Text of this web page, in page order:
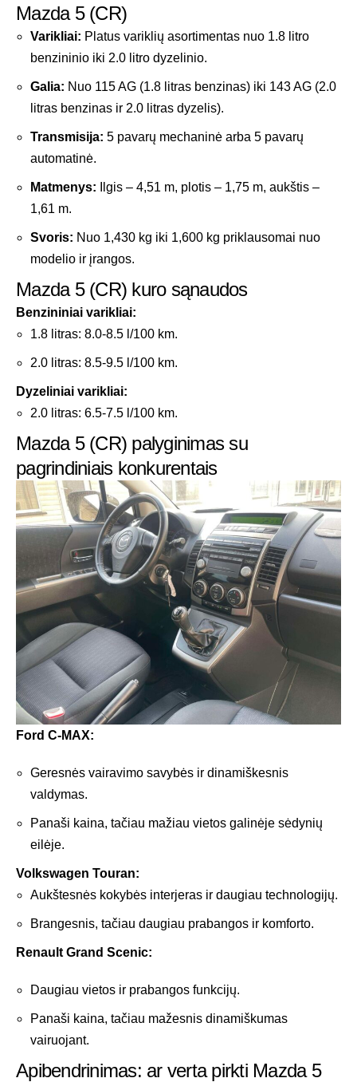
Mazda 5 (CR)
Varikliai: Platus variklių asortimentas nuo 1.8 litro
benzininio iki 2.0 litro dyzelinio.
Galia: Nuo 115 AG (1.8 litras benzinas) iki 143 AG (2.0
litras benzinas ir 2.0 litras dyzelis).
Transmisija: 5 pavarų mechaninė arba 5 pavarų
automatinė.
Matmenys: Ilgis – 4,51 m, plotis – 1,75 m, aukštis –
1,61 m.
Svoris: Nuo 1,430 kg iki 1,600 kg priklausomai nuo
modelio ir įrangos.
Mazda 5 (CR) kuro sąnaudos
Benzininiai varikliai:
1.8 litras: 8.0-8.5 l/100 km.
2.0 litras: 8.5-9.5 l/100 km.
Dyzeliniai varikliai:
2.0 litras: 6.5-7.5 l/100 km.
Mazda 5 (CR) palyginimas su
pagrindiniais konkurentais
Ford C-MAX:
Geresnės vairavimo savybės ir dinamiškesnis
valdymas.
Panaši kaina, tačiau mažiau vietos galinėje sėdynių
eilėje.
Volkswagen Touran:
Aukštesnės kokybės interjeras ir daugiau technologijų.
Brangesnis, tačiau daugiau prabangos ir komforto.
Renault Grand Scenic:
Daugiau vietos ir prabangos funkcijų.
Panaši kaina, tačiau mažesnis dinamiškumas
vairuojant.
Apibendrinimas: ar verta pirkti Mazda 5